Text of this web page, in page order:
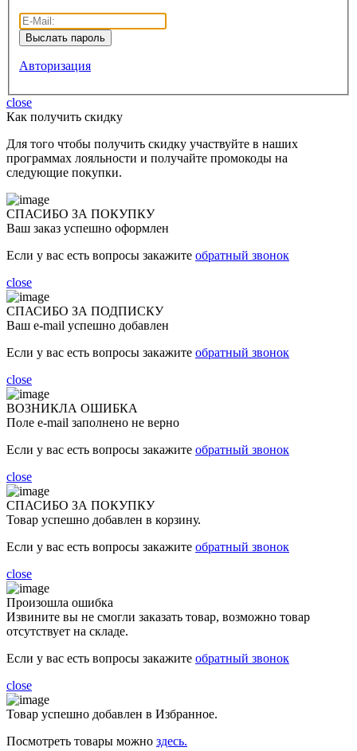
Авторизация
close
Как получить скидку
Для того чтобы получить скидку участвуйте в наших
программах лояльности и получайте промокоды на
следующие покупки.
СПАСИБО ЗА ПОКУПКУ
Ваш заказ успешно оформлен
Если у вас есть вопросы закажите обратный звонок
close
СПАСИБО ЗА ПОДПИСКУ
Ваш e-mail успешно добавлен
Если у вас есть вопросы закажите обратный звонок
close
ВОЗНИКЛА ОШИБКА
Поле e-mail заполнено не верно
Если у вас есть вопросы закажите обратный звонок
close
СПАСИБО ЗА ПОКУПКУ
Товар успешно добавлен в корзину.
Если у вас есть вопросы закажите обратный звонок
close
Произошла ошибка
Извините вы не смогли заказать товар, возможно товар
отсутствует на складе.
Если у вас есть вопросы закажите обратный звонок
close
Товар успешно добавлен в Избранное.
Посмотреть товары можно здесь.